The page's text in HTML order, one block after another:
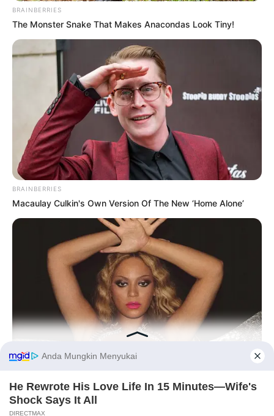
Tampil Lebih Modern, 7 Potret
Hasil Renovasi Rumah Berusia
90 Tahun
BRAINBERRIES
The Monster Snake That Makes Anacondas Look Tiny!
BRAINBERRIES
Macaulay Culkin's Own Version Of The New ‘Home Alone’
Top 10 Pop Divas (She's Not Number 1)
Before You Go